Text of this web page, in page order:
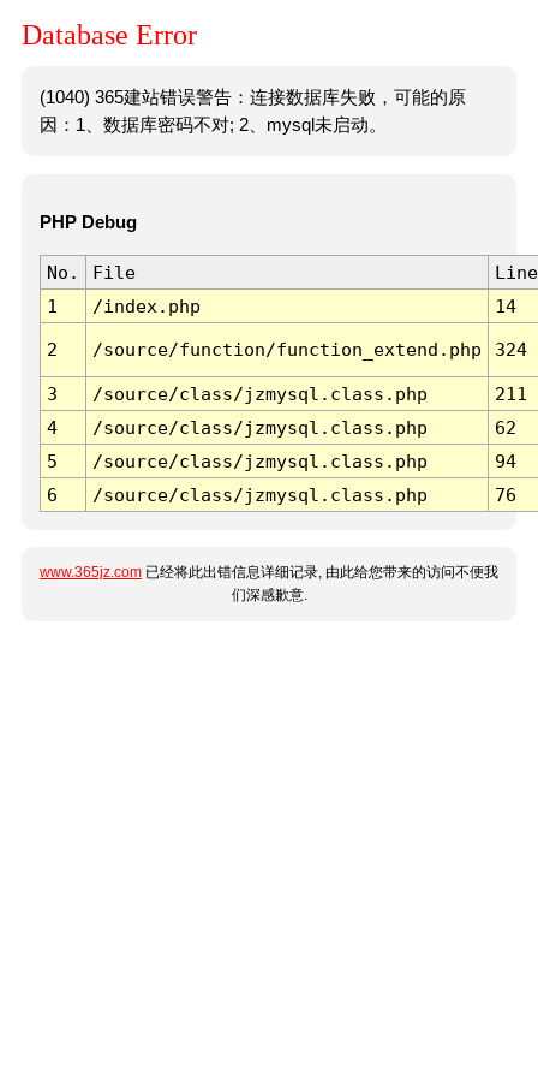
Database Error
(1040) 365建站错误警告：连接数据库失败，可能的原
因：1、数据库密码不对; 2、mysql未启动。
PHP Debug
No. File
Line
1
/index.php 14
2 /source/function/function_extend.php 324
3 /source/class/jzmysql.class.php
211
4
/source/class/jzmysql.class.php
62
5
/source/class/jzmysql.class.php
94
6
/source/class/jzmysql.class.php 76
www.365jz.com 已经将此出错信息详细记录, 由此给您带来的访问不便我
们深感歉意.